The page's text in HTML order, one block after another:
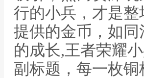
行的小兵，才是
提供的金币，如
的成长,王者荣耀
副标题，每一枚